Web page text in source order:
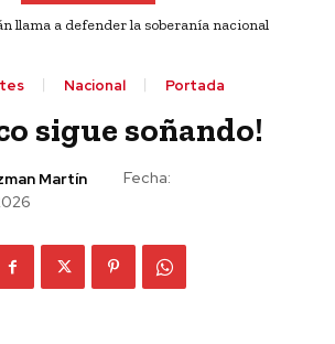
llama a defender la soberanía nacional
Nacional Portada
sigue soñando!
Martín
Fecha: